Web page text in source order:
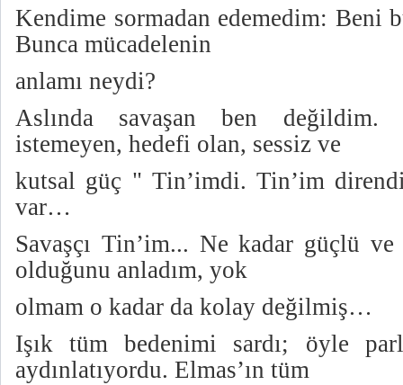
Kendime sormadan edemedim: Beni
Bunca mücadelenin
anlamı neydi?
Aslında savaşan ben değildim.
istemeyen, hedefi olan, sessiz ve
kutsal güç " Tin’imdi. Tin’im
var…
Savaşçı Tin’im... Ne kadar güçlü
olduğunu anladım, yok
olmam o kadar da kolay değilmiş…
Işık tüm bedenimi sardı; öyle
aydınlatıyordu. Elmas’ın tüm